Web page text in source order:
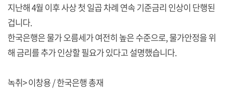
지난해 4월 이후 사상 첫 일곱 차례 연속 기준금리 인상이 단행된
겁니다.
한국은행은 물가 오름세가 여전히 높은 수준으로, 물가안정을 위
해 금리를 추가 인상할 필요가 있다고 설명했습니다.
녹취> 이창용 / 한국은행 총재